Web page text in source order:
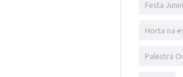
Festa
Horta na
Palestra